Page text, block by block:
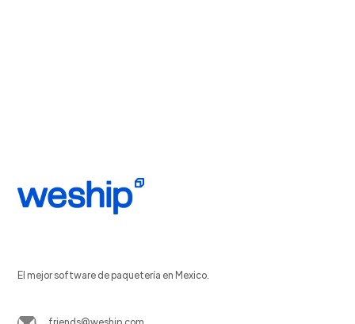
El mejor software de paquetería en Mexico.
friends@weship.com